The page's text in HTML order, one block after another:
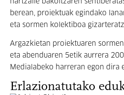
hartzaile bakoitzaren
berean, proiektuak egindako
eta sormen kolektiboa
Argazkietan proiektuaren
eta abenduaren 5etik aurrera
Medialabeko harreran egon dira
Erlazionatutako